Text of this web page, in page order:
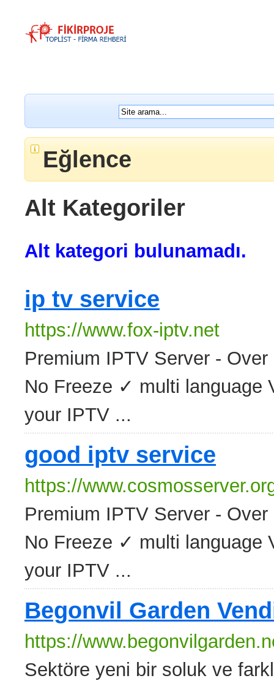
Eğlence
Alt Kategoriler
Alt kategori bulunamadı.
ip tv service
https://www.fox-iptv.net
Premium IPTV Server -
No Freeze ✓ multi
your IPTV ...
good iptv service
https://
Premium IPTV Server -
No Freeze ✓ multi
your IPTV ...
Begonvil Garden
https://
Sektöre yeni bir soluk ve